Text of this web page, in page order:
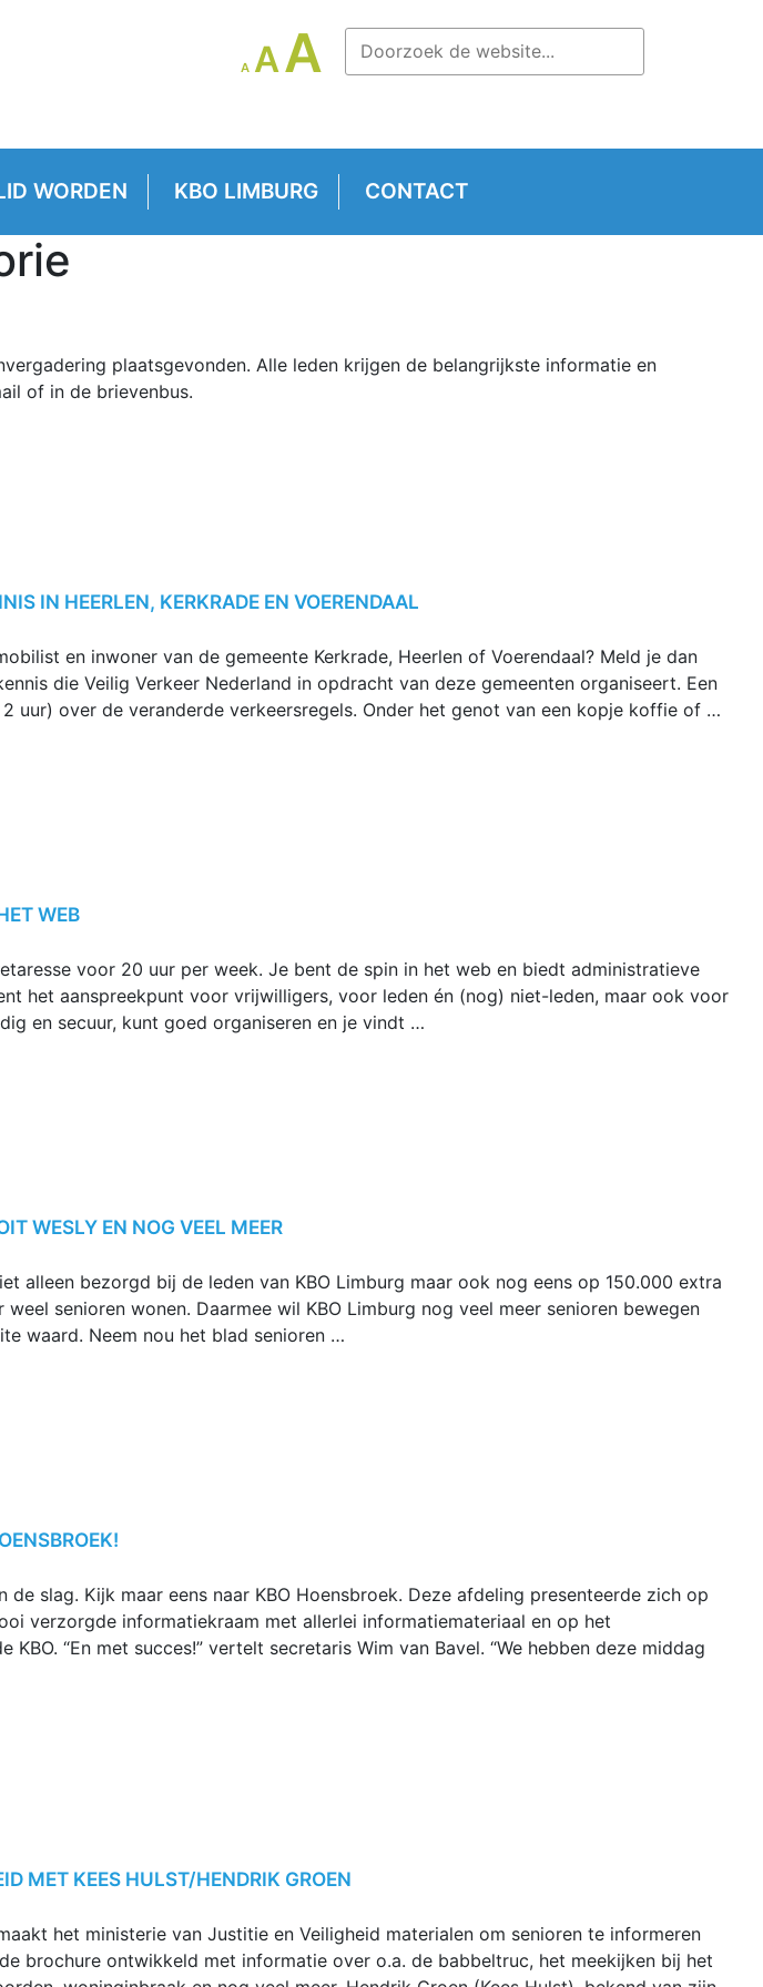
A
LETTERTYPE
ALETTERTYPE
A LETTERTYPE
GROOTTE
VERGROTEN.
WORDEN KBO LIMBURG CONTACT
plaatsgevonden. Alle leden krijgen de belangrijkste informatie en
of in de brievenbus.
IN HEERLEN, KERKRADE EN VOERENDAAL
en inwoner van de gemeente Kerkrade, Heerlen of Voerendaal? Meld je dan
die Veilig Verkeer Nederland in opdracht van deze gemeenten organiseert. Een
uur) over de veranderde verkeersregels. Onder het genot van een kopje koffie of …
WEB
voor 20 uur per week. Je bent de spin in het web en biedt administratieve
het aanspreekpunt voor vrijwilligers, voor leden én (nog) niet-leden, maar ook voor
en secuur, kunt goed organiseren en je vindt …
WESLY EN NOG VEEL MEER
alleen bezorgd bij de leden van KBO Limburg maar ook nog eens op 150.000 extra
senioren wonen. Daarmee wil KBO Limburg nog veel meer senioren bewegen
waard. Neem nou het blad senioren …
de slag. Kijk maar eens naar KBO Hoensbroek. Deze afdeling presenteerde zich op
verzorgde informatiekraam met allerlei informatiemateriaal en op het
“En met succes!” vertelt secretaris Wim van Bavel. “We hebben deze middag
MET KEES HULST/HENDRIK GROEN
het ministerie van Justitie en Veiligheid materialen om senioren te informeren
brochure ontwikkeld met informatie over o.a. de babbeltruc, het meekijken bij het